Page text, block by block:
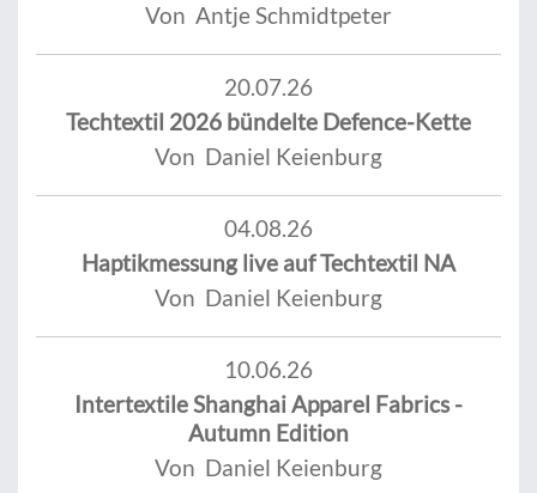
Von Antje Schmidtpeter
20.07.26
Techtextil 2026 bündelte Defence-Kette
Von Daniel Keienburg
04.08.26
Haptikmessung live auf Techtextil NA
Von Daniel Keienburg
10.06.26
Intertextile Shanghai Apparel Fabrics -
Autumn Edition
Von Daniel Keienburg